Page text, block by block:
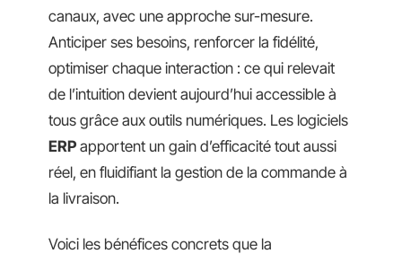
canaux, avec une approche sur-mesure.
Anticiper ses besoins, renforcer la fidélité,
optimiser chaque interaction : ce qui relevait
de l’intuition devient aujourd’hui accessible à
tous grâce aux outils numériques. Les logiciels
ERP apportent un gain d’efficacité tout aussi
réel, en fluidifiant la gestion de la commande à
la livraison.
Voici les bénéfices concrets que la